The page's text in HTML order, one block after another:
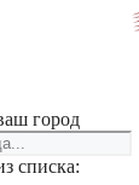
город
списка: